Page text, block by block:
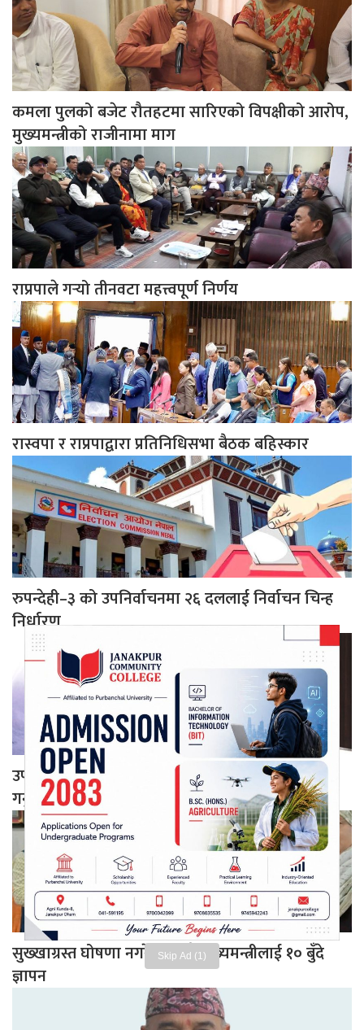
Skip Ad
कमला पुलको बजेट रौतहटमा सारिएको विपक्षीको आरोप,
मुख्यमन्त्रीको राजीनामा माग
राप्रपाले गर्‍यो तीनवटा महत्त्वपूर्ण निर्णय
रास्वपा र राप्रपाद्वारा प्रतिनिधिसभा बैठक बहिस्कार
रुपन्देही–३ को उपनिर्वाचनमा २६ दललाई निर्वाचन चिन्ह
निर्धारण
उपसभामुख हटाउने प्रयासको विपक्षीमा सशक्त विरोध
गर्नुपर्ने विपक्षी दलको निष्कर्ष
सुख्खाग्रस्त घोषणा नगरेको भन्दै मुख्यमन्त्रीलाई १० बुँदे
ज्ञापन